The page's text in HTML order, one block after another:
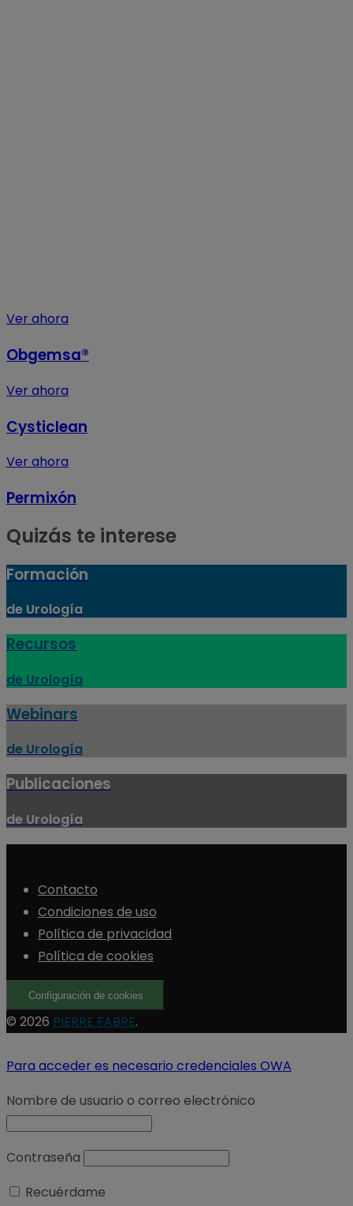
Ver ahora
Obgemsa®
Ver ahora
Cysticlean
Ver ahora
Permixón
Quizás te interese
Formación
de Urología
Recursos
de Urología
Webinars
de Urología
Publicaciones
de Urología
Contacto
Condiciones de uso
Política de privacidad
Política de cookies
Configuración de cookies
© 2026 PIERRE FABRE.
Para acceder es necesario credenciales OWA
Nombre de usuario o correo electrónico
Contraseña
Recuérdame